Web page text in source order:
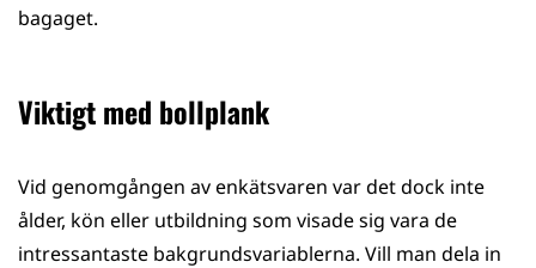
bagaget.
Viktigt med bollplank
Vid genomgången av enkätsvaren var det dock inte
ålder, kön eller utbildning som visade sig vara de
intressantaste bakgrundsvariablerna. Vill man dela in